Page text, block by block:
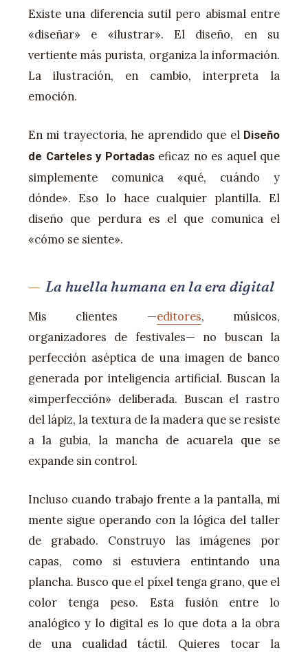
Existe una diferencia sutil pero abismal entre
«diseñar» e «ilustrar». El diseño, en su
vertiente más purista, organiza la información.
La ilustración, en cambio, interpreta la
emoción.
En mi trayectoria, he aprendido que el Diseño
de Carteles y Portadaseficaz no es aquel que
simplemente comunica «qué, cuándo y
dónde». Eso lo hace cualquier plantilla. El
diseño que perdura es el que comunica el
«cómo se siente».
La huella humana en la era digital
Mis clientes —editores, músicos,
organizadores de festivales— no buscan la
perfección aséptica de una imagen de banco
generada por inteligencia artificial. Buscan la
«imperfección» deliberada. Buscan el rastro
del lápiz, la textura de la madera que se resiste
a la gubia, la mancha de acuarela que se
expande sin control.
Incluso cuando trabajo frente a la pantalla, mi
mente sigue operando con la lógica del taller
de grabado. Construyo las imágenes por
capas, como si estuviera entintando una
plancha. Busco que el píxel tenga grano, que el
color tenga peso. Esta fusión entre lo
analógico y lo digital es lo que dota a la obra
de una cualidad táctil. Quieres tocar la